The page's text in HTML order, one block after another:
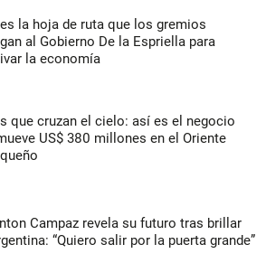
la hoja de ruta que los gremios
al Gobierno De la Espriella para
la economía
que cruzan el cielo: así es el negocio
US$ 380 millones en el Oriente
Campaz revela su futuro tras brillar
“Quiero salir por la puerta grande”